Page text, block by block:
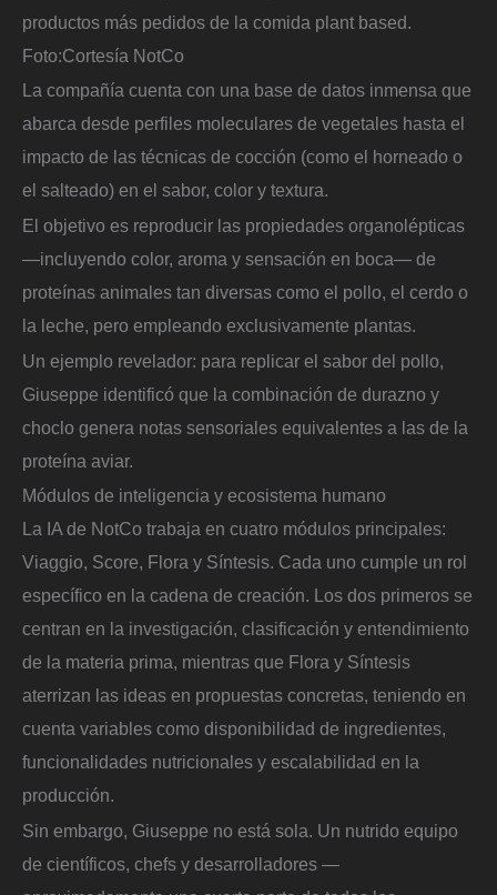
productos más pedidos de la comida plant based.
Foto:Cortesía NotCo
La compañía cuenta con una base de datos inmensa que
abarca desde perfiles moleculares de vegetales hasta el
impacto de las técnicas de cocción (como el horneado o
el salteado) en el sabor, color y textura.
El objetivo es reproducir las propiedades organolépticas
—incluyendo color, aroma y sensación en boca— de
proteínas animales tan diversas como el pollo, el cerdo o
la leche, pero empleando exclusivamente plantas.
Un ejemplo revelador: para replicar el sabor del pollo,
Giuseppe identificó que la combinación de durazno y
choclo genera notas sensoriales equivalentes a las de la
proteína aviar.
Módulos de inteligencia y ecosistema humano
La IA de NotCo trabaja en cuatro módulos principales:
Viaggio, Score, Flora y Síntesis. Cada uno cumple un rol
específico en la cadena de creación. Los dos primeros se
centran en la investigación, clasificación y entendimiento
de la materia prima, mientras que Flora y Síntesis
aterrizan las ideas en propuestas concretas, teniendo en
cuenta variables como disponibilidad de ingredientes,
funcionalidades nutricionales y escalabilidad en la
producción.
Sin embargo, Giuseppe no está sola. Un nutrido equipo
de científicos, chefs y desarrolladores —